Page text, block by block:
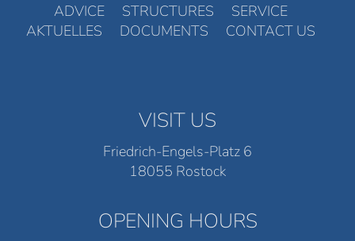
ADVICE STRUCTURES
SERVICE
AKTUELLES
DOCUMENTS CONTACT US
VISIT US
Friedrich-Engels-Platz 6
18055 Rostock
OPENING HOURS